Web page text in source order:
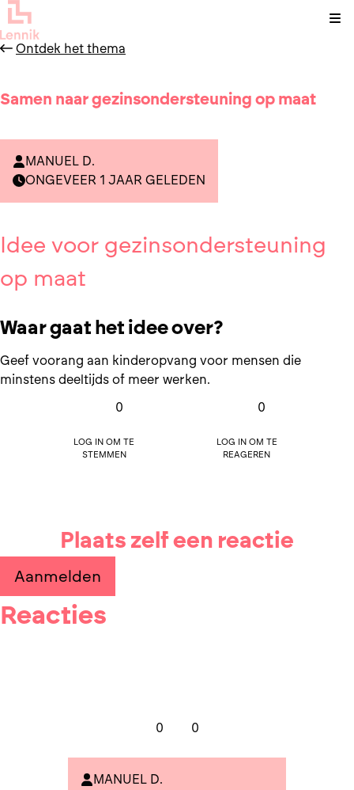
Ontdek het thema
Samen naar gezinsondersteuning op maat
MANUEL D.
ONGEVEER 1 JAAR GELEDEN
Idee voor gezinsondersteuning
op maat
Waar gaat het idee over?
Geef voorang aan kinderopvang voor mensen die
minstens deeltijds of meer werken.
0
Log in om te
stemmen
0
Log in om te
reageren
Plaats zelf een reactie
Aanmelden
Reacties
0 0
MANUEL D.